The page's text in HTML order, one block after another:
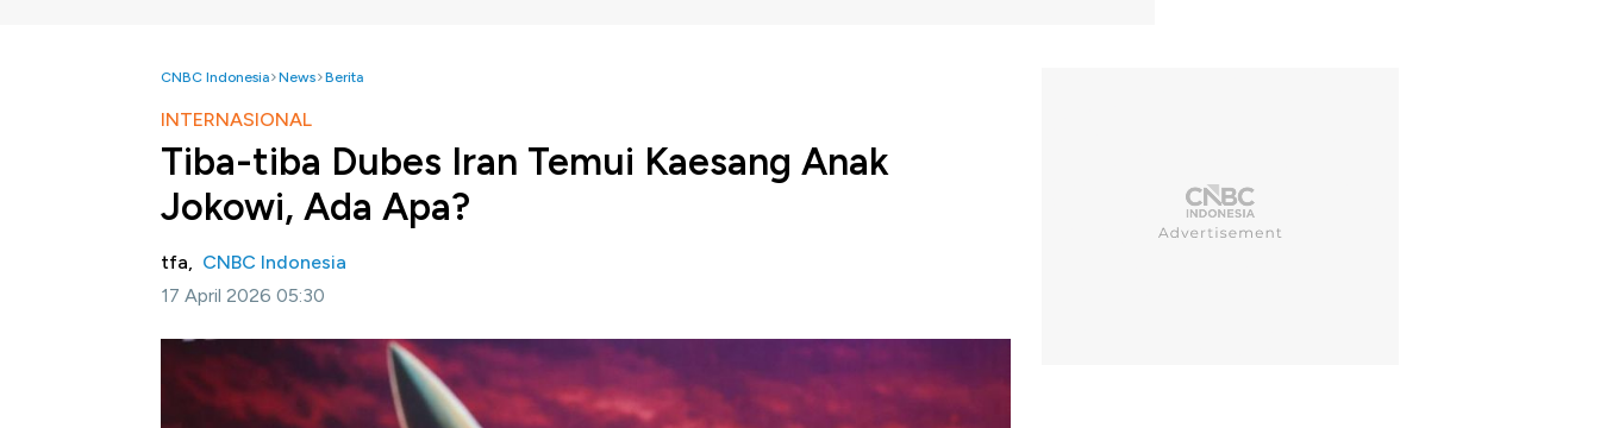
CNBC Indonesia News Berita
INTERNASIONAL
Tiba-tiba Dubes Iran Temui Kaesang Anak
Jokowi, Ada Apa?
tfa, CNBC Indonesia
17 April 2026 05:30